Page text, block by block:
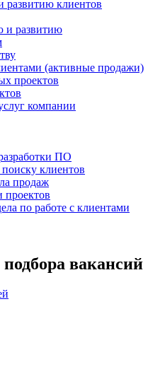
развитию клиентов
и развитию
(активные продажи)
проектов
компании
ПО
клиентов
продаж
проектов
по работе с клиентами
вакансий